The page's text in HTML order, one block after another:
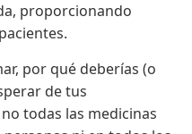
proporcionando
por qué deberías (o
de tus
todas las medicinas